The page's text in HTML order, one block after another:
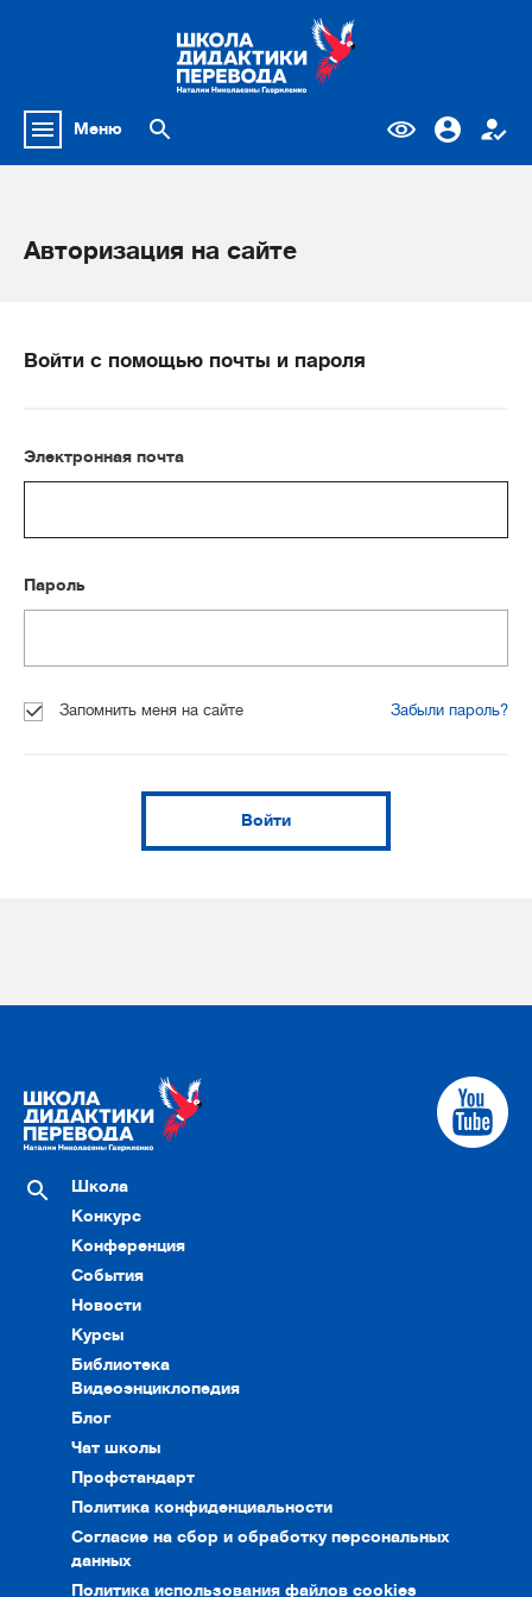
Меню
Авторизация на сайте
Войти с помощью почты и пароля
Электронная почта
Пароль
Запомнить меня на сайте Забыли пароль?
Войти
Школа
Конкурс
Конференция
События
Новости
Курсы
Библиотека
Видеоэнциклопедия
Блог
Чат школы
Профстандарт
Политика конфиденциальности
Согласие на сбор и обработку персональных
данных
Политика использования файлов cookies